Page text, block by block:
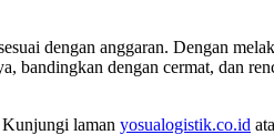
dengan anggaran. Dengan
bandingkan dengan cermat, dan
Kunjungi laman yosualogistik.co.id